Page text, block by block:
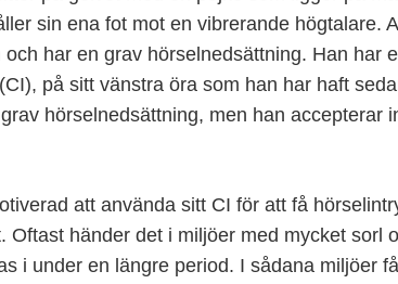
har en grav hörselnedsättning. Han har
på sitt vänstra öra som han har haft
hörselnedsättning, men han accepterar
att använda sitt CI för att få
Oftast händer det i miljöer med mycket sorl
i under en längre period. I sådana miljöer